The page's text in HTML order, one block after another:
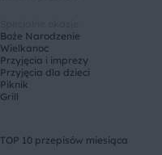
Boże Narodzenie
Wielkanoc
Przyjęcia i imprezy
Przyjęcia dla dzieci
Piknik
Grill
TOP 10 przepisów miesiąca